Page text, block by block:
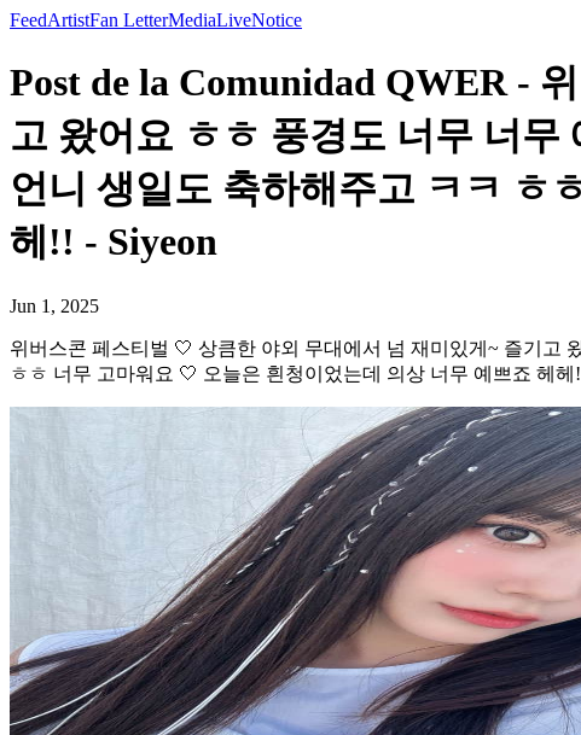
FeedArtistFan LetterMediaLiveNotice
Post de la Comunidad QWER -
고 왔어요 ㅎㅎ 풍경도 너무 너
언니 생일도 축하해주고 ㅋㅋ ㅎ
헤!! - Siyeon
Jun 1, 2025
위버스콘 페스티벌 🤍 상큼한 야외 무대에서 넘 재미있게~ 즐기고
ㅎㅎ 너무 고마워요 🤍 오늘은 흰청이었는데 의상 너무 예쁘죠 헤헤